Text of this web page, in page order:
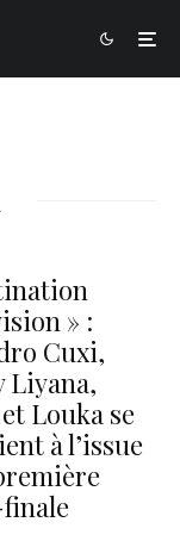
» :
Cuxi,
Liyana,
Louka se
à l’issue